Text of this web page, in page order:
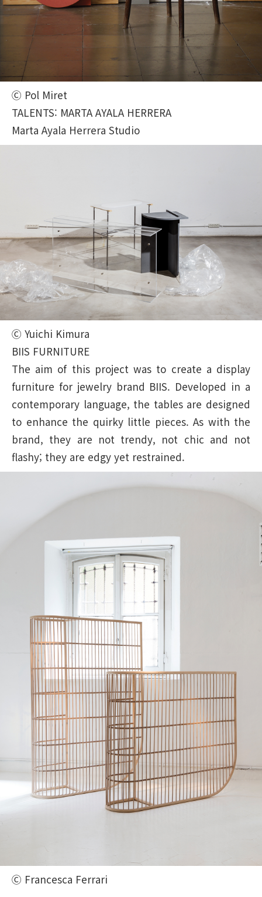
Ⓒ Pol Miret
TALENTS: MARTA AYALA HERRERA
Marta Ayala Herrera Studio
Ⓒ Yuichi Kimura
BIIS FURNITURE
The aim of this project was to create a display
furniture for jewelry brand BIIS. Developed in a
contemporary language, the tables are designed
to enhance the quirky little pieces. As with the
brand, they are not trendy, not chic and not
flashy; they are edgy yet restrained.
Ⓒ Francesca Ferrari